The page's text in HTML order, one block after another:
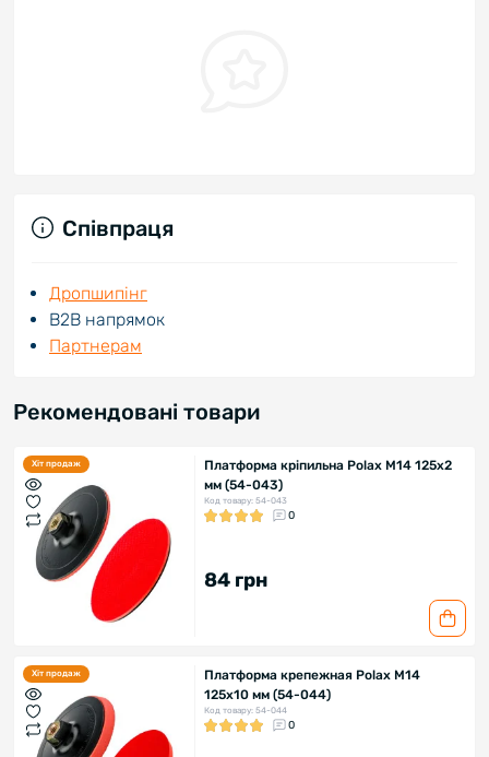
Співпраця
Дропшипінг
В2В напрямок
Партнерам
Рекомендовані товари
Хіт продаж
Платформа кріпильна Polax М14 125х2
мм (54-043)
Код товару: 54-043
0
84 грн
Хіт продаж
Платформа крепежная Polax М14
125х10 мм (54-044)
Код товару: 54-044
0